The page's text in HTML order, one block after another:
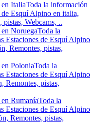
ItaliaToda la información
de Esquí Alpino en italia,
pistas, Webcams, ..
NoruegaToda la
Estaciones de Esquí Alpino
Remontes, pistas,
PoloniaToda la
Estaciones de Esquí Alpino
Remontes, pistas,
RumaníaToda la
Estaciones de Esquí Alpino
Remontes, pistas,